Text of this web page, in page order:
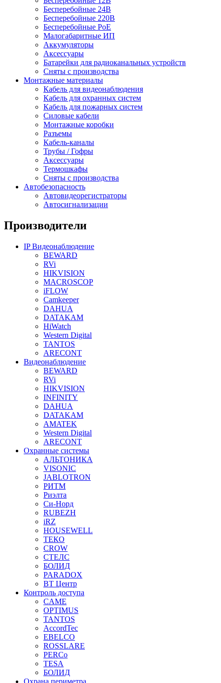
Бесперебойные 24В
Бесперебойные 220В
Бесперебойные PoE
Малогабаритные ИП
Аккумуляторы
Аксессуары
Батарейки для радиоканальных устройств
Сняты с производства
Монтажные материалы
Кабель для видеонаблюдения
Кабель для охранных систем
Кабель для пожарных систем
Силовые кабели
Монтажные коробки
Разъемы
Кабель-каналы
Трубы / Гофры
Аксессуары
Термошкафы
Сняты с производства
Автобезопасность
Автовидеорегистраторы
Автосигнализации
Производители
IP Видеонаблюдение
BEWARD
RVi
HIKVISION
MACROSCOP
iFLOW
Camkeeper
DAHUA
DATAKAM
HiWatch
Western Digital
TANTOS
ARECONT
Видеонаблюдение
BEWARD
RVi
HIKVISION
INFINITY
DAHUA
DATAKAM
AMATEK
Western Digital
ARECONT
Охранные системы
АЛЬТОНИКА
VISONIC
JABLOTRON
РИТМ
Риэлта
Си-Норд
RUBEZH
iRZ
HOUSEWELL
ТЕКО
CROW
СТЕЛС
БОЛИД
PARADOX
ВТ Центр
Контроль доступа
CAME
OPTIMUS
TANTOS
AccordTec
EBELCO
ROSSLARE
PERCo
TESA
БОЛИД
Охрана периметра